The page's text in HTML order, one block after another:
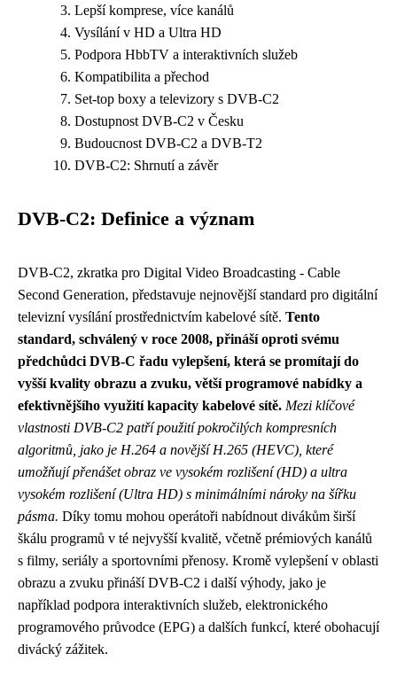
Lepší komprese, více kanálů
Vysílání v HD a Ultra HD
Podpora HbbTV a interaktivních služeb
Kompatibilita a přechod
Set-top boxy a televizory s DVB-C2
Dostupnost DVB-C2 v Česku
Budoucnost DVB-C2 a DVB-T2
DVB-C2: Shrnutí a závěr
DVB-C2: Definice a význam
DVB-C2, zkratka pro Digital Video Broadcasting - Cable
Second Generation, představuje nejnovější standard pro digitální
televizní vysílání prostřednictvím kabelové sítě. Tento
standard, schválený v roce 2008, přináší oproti svému
předchůdci DVB-C řadu vylepšení, která se promítají do
vyšší kvality obrazu a zvuku, větší programové nabídky a
efektivnějšího využití kapacity kabelové sítě. Mezi klíčové
vlastnosti DVB-C2 patří použití pokročilých kompresních
algoritmů, jako je H.264 a novější H.265 (HEVC), které
umožňují přenášet obraz ve vysokém rozlišení (HD) a ultra
vysokém rozlišení (Ultra HD) s minimálními nároky na šířku
pásma. Díky tomu mohou operátoři nabídnout divákům širší
škálu programů v té nejvyšší kvalitě, včetně prémiových kanálů
s filmy, seriály a sportovními přenosy. Kromě vylepšení v oblasti
obrazu a zvuku přináší DVB-C2 i další výhody, jako je
například podpora interaktivních služeb, elektronického
programového průvodce (EPG) a dalších funkcí, které obohacují
divácký zážitek.